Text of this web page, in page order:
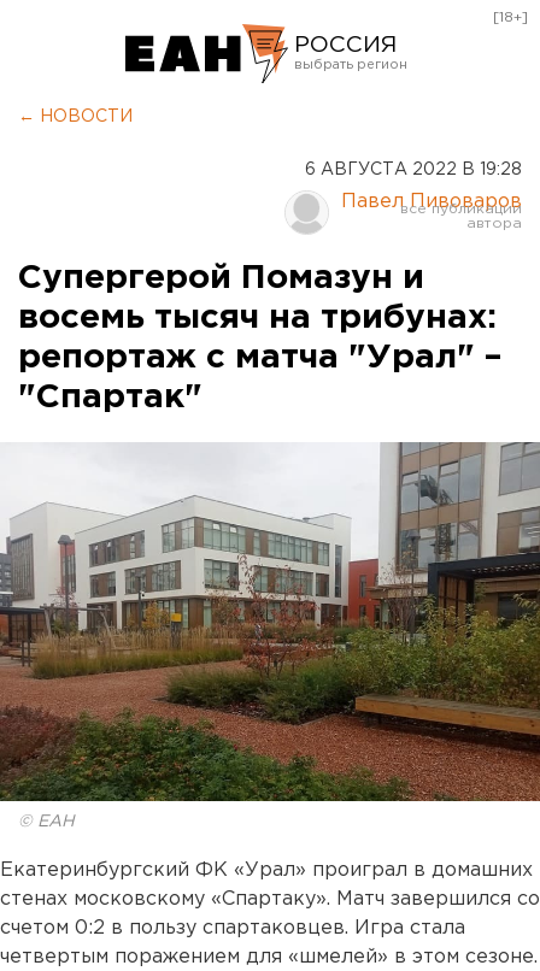
РОССИЯ
Курган
Оренбург
[18+]
← НОВОСТИ
6 АВГУСТА 2022 В 19:28
Павел Пивоваров
Супергерой Помазун и
восемь тысяч на трибунах:
репортаж с матча "Урал" –
"Спартак"
© ЕАН
Екатеринбургский ФК «Урал» проиграл в домашних
стенах московскому «Спартаку». Матч завершился со
счетом 0:2 в пользу спартаковцев. Игра стала
четвертым поражением для «шмелей» в этом сезоне.